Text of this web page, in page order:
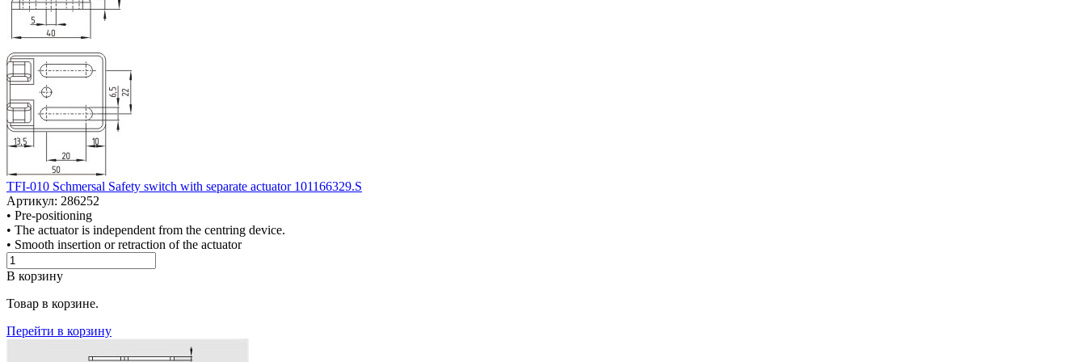
TFI-010 Schmersal Safety switch with separate actuator 101166329.S
Артикул: 286252
• Pre-positioning
• The actuator is independent from the centring device.
• Smooth insertion or retraction of the actuator
В корзину
Товар в корзине.
Перейти в корзину